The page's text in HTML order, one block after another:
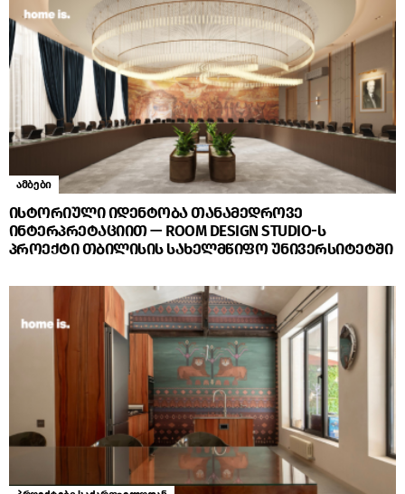
ამბები
ისტორიული იდენტობა თანამედროვე
ინტერპრეტაციით — ROOM DESIGN STUDIO-ს
პროექტი თბილისის სახელმწიფო უნივერსიტეტში